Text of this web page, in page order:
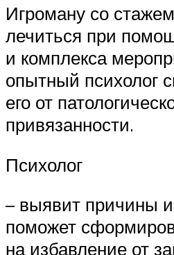
Игроману со
лечиться при
и комплекса
опытный психолог
его от
привязанности.
Психолог
– выявит причины
поможет
на избавление от